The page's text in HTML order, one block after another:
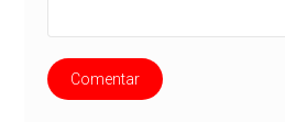
Comentar